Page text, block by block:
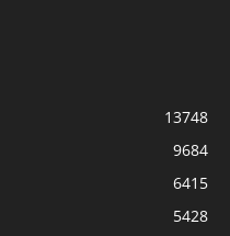
13748
9684
6415
5428